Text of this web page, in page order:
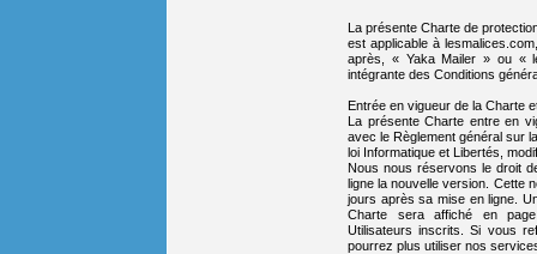
La présente Charte de
est applicable à
après, « Yaka Mailer » ou «
intégrante des Conditions
Entrée en vigueur de la Charte
La présente Charte entre en
avec le Règlement général sur
loi Informatique et Libertés,
Nous nous réservons le droit
ligne la nouvelle version. Cette
jours après sa mise en ligne.
Charte sera affiché en
Utilisateurs inscrits. Si vous
pourrez plus utiliser nos